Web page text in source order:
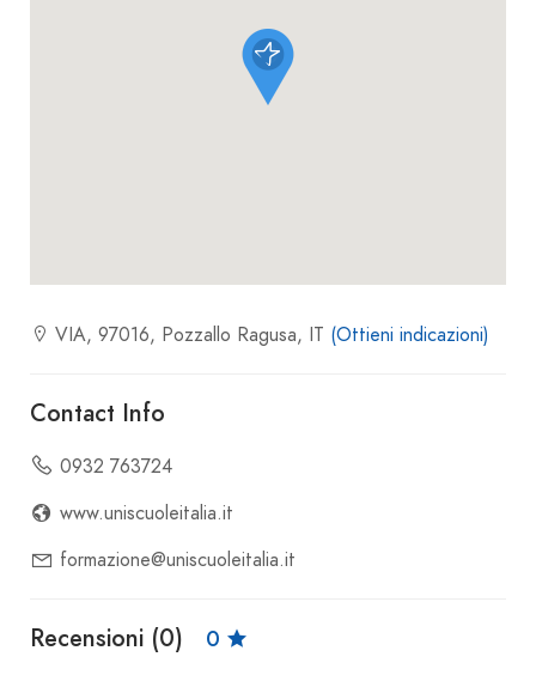
VIA, 97016, Pozzallo Ragusa, IT (Ottieni indicazioni)
Contact Info
0932 763724
www.uniscuoleitalia.it
formazione@uniscuoleitalia.it
Recensioni (0) 0